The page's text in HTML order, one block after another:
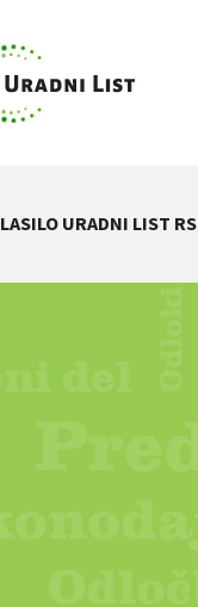
LASILO URADNI LIST RS